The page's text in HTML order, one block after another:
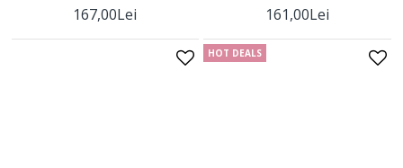
167,00Lei 161,00Lei
HOT DEALS